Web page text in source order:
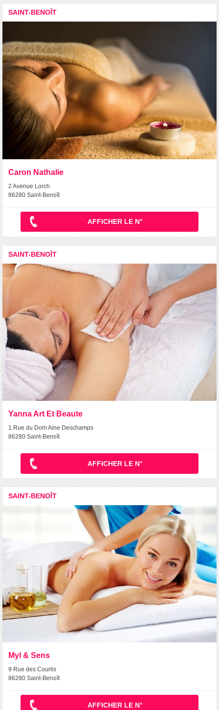
SAINT-BENOÎT
Caron Nathalie
2 Avenue Lorch
86280 Saint-Benoît
AFFICHER LE N°
SAINT-BENOÎT
Yanna Art Et Beaute
1 Rue du Dom Aine Deschamps
86280 Saint-Benoît
AFFICHER LE N°
SAINT-BENOÎT
Myl & Sens
9 Rue des Courlis
86280 Saint-Benoît
AFFICHER LE N°